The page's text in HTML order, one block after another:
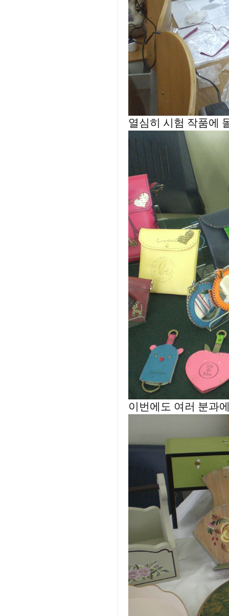
열심히 시험 작품에
이번에도 여러 분과